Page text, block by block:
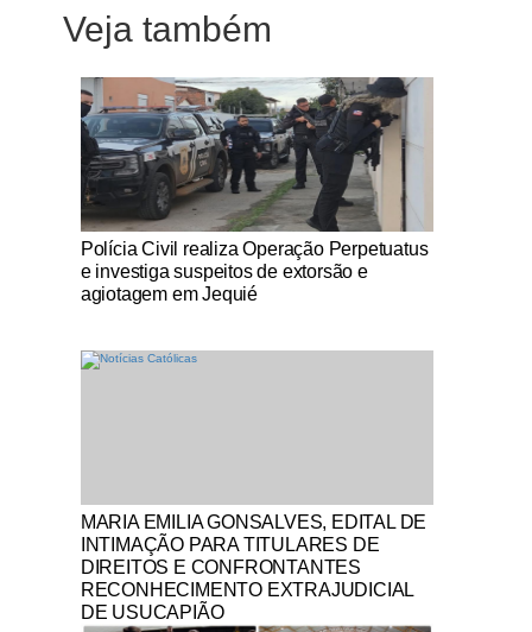
Veja também
Notícias Católicas
Polícia Civil realiza Operação Perpetuatus
e investiga suspeitos de extorsão e
agiotagem em Jequié
Notícias Católicas
MARIA EMILIA GONSALVES, EDITAL DE
INTIMAÇÃO PARA TITULARES DE
DIREITOS E CONFRONTANTES
RECONHECIMENTO EXTRAJUDICIAL
DE USUCAPIÃO